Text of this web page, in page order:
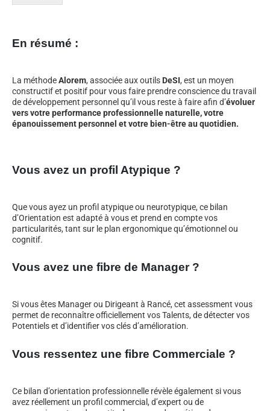
En résumé :
La méthodeAlorem, associée aux outils DeSI, est un moyen
constructif et positif pour vous faire prendre conscience du travail
de développement personnel qu’il vous reste à faire afin d’évoluer
vers votre performance professionnelle naturelle, votre
épanouissement personnel et votre bien-être au quotidien.
Vous avez un profil Atypique ?
Que vous ayez un profil atypique ou neurotypique, ce bilan
d’Orientation est adapté à vous et prend en compte vos
particularités, tant sur le plan ergonomique qu’émotionnel ou
cognitif.
Vous avez une fibre de Manager ?
Si vous êtes Manager ou Dirigeant à Rancé, cet assessment vous
permet de reconnaître officiellement vos Talents, de détecter vos
Potentiels et d’identifier vos clés d’amélioration.
Vous ressentez une fibre Commerciale ?
Ce bilan d’orientation professionnelle révèle également si vous
avez réellement un profil commercial, d’expert ou de